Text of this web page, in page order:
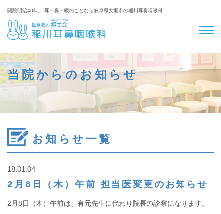
開院明治40年。 耳・鼻・喉のことなら岐阜県大垣市の稲川耳鼻咽喉科
当院からのお知らせ
お知らせ一覧
18.01.04
2月8日（木）午前 担当医変更のお知らせ
2月8日（木）午前は、有元先生に代わり院長の診察になります。